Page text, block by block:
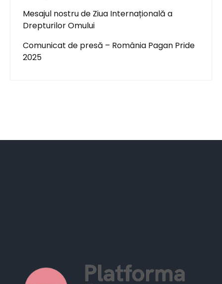
Mesajul nostru de Ziua Internațională a
Drepturilor Omului
Comunicat de presă – România Pagan Pride
2025